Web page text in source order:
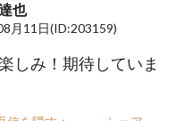
也
月11日(ID:203159)
しみ！期待していま